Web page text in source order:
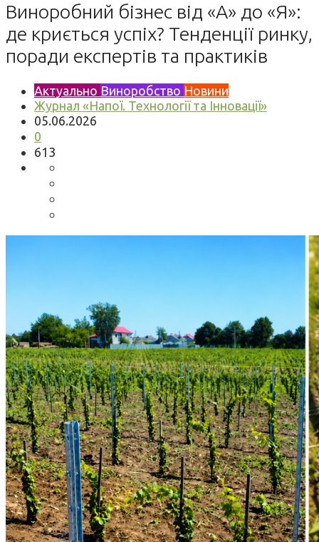
Виноробний бізнес від «А» до «Я»:
де криється успіх? Тенденції ринку,
поради експертів та практиків
Актуально Виноробство Новини
Журнал «Напої. Технології та Інновації»
05.06.2026
0
613